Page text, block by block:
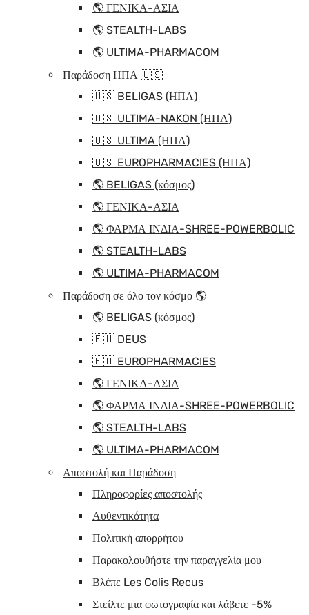
🌎 ΓΕΝΙΚΑ-ΑΣΙΑ
🌎 STEALTH-LABS
🌎 ULTIMA-PHARMACOM
Παράδοση ΗΠΑ 🇺🇸
🇺🇸 BELIGAS (ΗΠΑ)
🇺🇸 ULTIMA-NAKON (ΗΠΑ)
🇺🇸 ULTIMA (ΗΠΑ)
🇺🇸 EUROPHARMACIES (ΗΠΑ)
🌎 BELIGAS (κόσμος)
🌎 ΓΕΝΙΚΑ-ΑΣΙΑ
🌎 ΦΑΡΜΑ ΙΝΔΙΑ-SHREE-POWERBOLIC
🌎 STEALTH-LABS
🌎 ULTIMA-PHARMACOM
Παράδοση σε όλο τον κόσμο 🌎
🌎 BELIGAS (κόσμος)
🇪🇺 DEUS
🇪🇺 EUROPHARMACIES
🌎 ΓΕΝΙΚΑ-ΑΣΙΑ
🌎 ΦΑΡΜΑ ΙΝΔΙΑ-SHREE-POWERBOLIC
🌎 STEALTH-LABS
🌎 ULTIMA-PHARMACOM
Αποστολή και Παράδοση
Πληροφορίες αποστολής
Αυθεντικότητα
Πολιτική απορρήτου
Παρακολουθήστε την παραγγελία μου
Βλέπε Les Colis Recus
Στείλτε μια φωτογραφία και λάβετε -5%